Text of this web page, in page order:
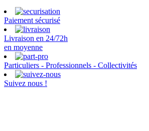
Paiement sécurisé
Livraison en 24/72h
en moyenne
Particuliers - Professionnels - Collectivités
Suivez nous !